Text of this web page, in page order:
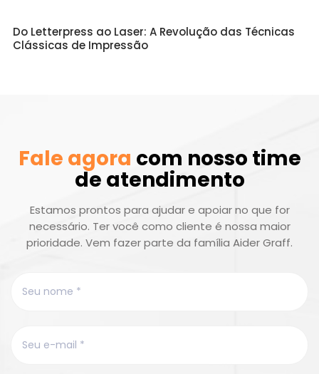
Do Letterpress ao Laser: A Revolução das Técnicas
Clássicas de Impressão
Fale agora com nosso time
de atendimento
Estamos prontos para ajudar e apoiar no que for
necessário. Ter você como cliente é nossa maior
prioridade. Vem fazer parte da família Aider Graff.